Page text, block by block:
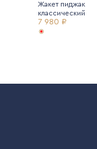
Жакет пиджак
классический
7 980 ₽